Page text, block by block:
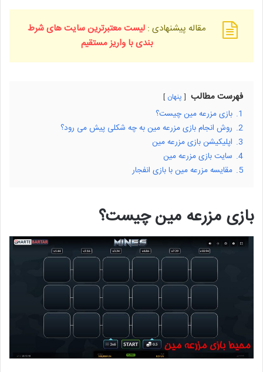
مقاله پیشنهادی : لیست معتبرترین سایت های شرط
بندی با واریز مستقیم
فهرست مطالب پنهان
1. بازی مزرعه مین چیست؟
2. روش انجام بازی مزرعه مین به چه شکلی پیش می رود؟
3. اپلیکیشن بازی مزرعه مین
4. سایت بازی مزرعه مین
5. مقایسه مزرعه مین با بازی انفجار
بازی مزرعه مین چیست؟